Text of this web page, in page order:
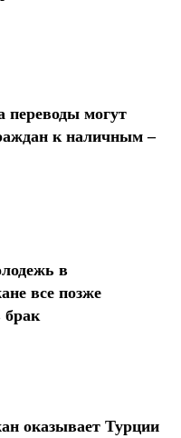
могут
к наличным –
в
все позже
брак
оказывает Турции